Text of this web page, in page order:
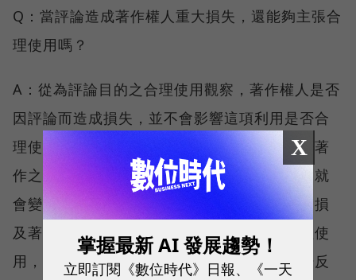
Q：當評論造成著作權人重大損失，還能夠主張合
理使用嗎？
A：從為評論目的之合理使用觀察，著作權人是否
因評論而造成損失，並不會影響這項利用是否合
理使用之認定。著作之利用，不會因為有利於著
作之行銷，就一定不會構成侵害著作權，否則就
會變成「盜版有理」。相對地，也不能因為會損
及著作權人之行銷利益，就認為不能構成合理使
用，否則，評論後還要經過一段時間觀察市場反
X
掌握最新 AI 發展趨勢！
立即訂閱《數位時代》日報、《一天